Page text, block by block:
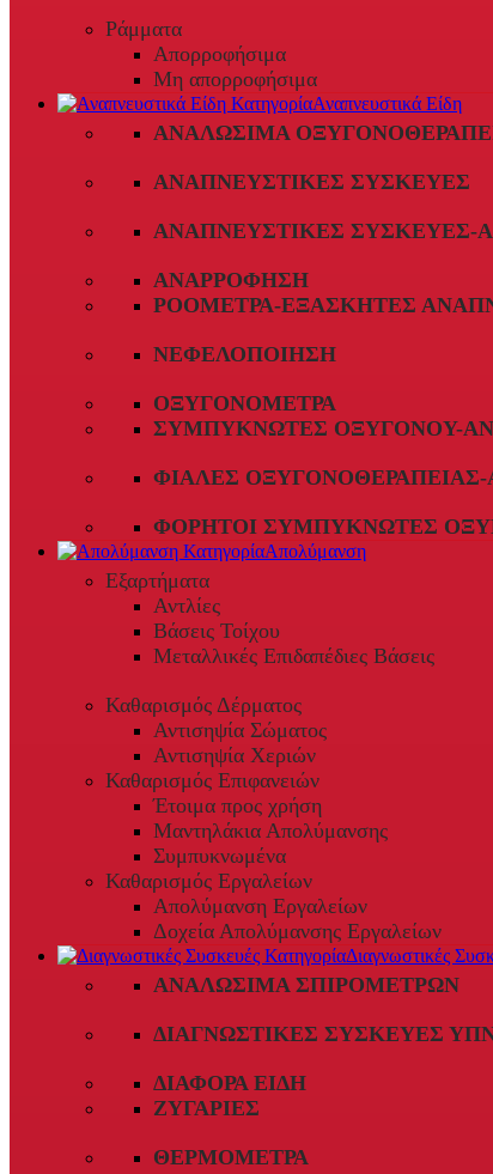
Ράμματα
Απορροφήσιμα
Μη απορροφήσιμα
Αναπνευστικά Είδη
ΑΝΑΛΏΣΙΜΑ
ΑΝΑΠΝΕΥΣΤΙΚΈΣ ΣΥΣΚΕΥΈΣ
ΑΝΑΠΝΕΥΣΤΙΚΈΣ ΣΥΣΚΕΥΈΣ-
ΑΝΑΡΡΌΦΗΣΗ
ΡΟΌΜΕΤΡΑ-ΕΞΑΣΚΗΤΈΣ
ΝΕΦΕΛΟΠΟΊΗΣΗ
ΟΞΥΓΟΝΌΜΕΤΡΑ
ΣΥΜΠΥΚΝΩΤΈΣ ΟΞΥΓΌΝΟΥ-
ΦΙΆΛΕΣ
ΦΟΡΗΤΟΊ ΣΥΜΠΥΚΝΩΤΈΣ
Απολύμανση
Εξαρτήματα
Αντλίες
Βάσεις Τοίχου
Μεταλλικές Επιδαπέδιες Βάσεις
Καθαρισμός Δέρματος
Αντισηψία Σώματος
Αντισηψία Χεριών
Καθαρισμός Επιφανειών
Έτοιμα προς χρήση
Μαντηλάκια Απολύμανσης
Συμπυκνωμένα
Καθαρισμός Εργαλείων
Απολύμανση Εργαλείων
Δοχεία Απολύμανσης Εργαλείων
Διαγνωστικές
ΑΝΑΛΏΣΙΜΑ ΣΠΙΡΟΜΈΤΡΩΝ
ΔΙΑΓΝΩΣΤΙΚΈΣ ΣΥΣΚΕΥΈΣ
ΔΙΆΦΟΡΑ ΕΊΔΗ
ΖΥΓΑΡΙΈΣ
ΘΕΡΜΌΜΕΤΡΑ